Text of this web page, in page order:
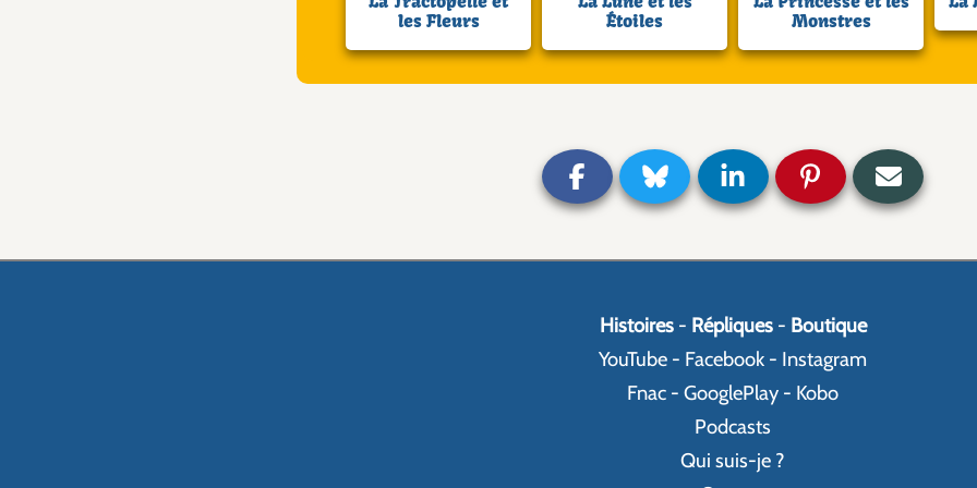
les Fleurs
Étoiles
Monstres
Histoires- Répliques- Boutique
YouTube - Facebook - Instagram
Fnac - GooglePlay - Kobo
Podcasts
Qui suis-je ?